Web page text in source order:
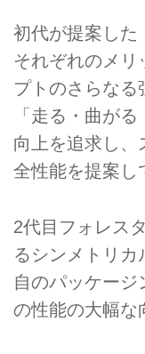
初代が提案した
それぞれのメリ
プトのさらなる
「走る・曲が
向上を追求し、
全性能を提案し
2代目フォレス
るシンメトリカ
自のパッケージ
の性能の大幅な